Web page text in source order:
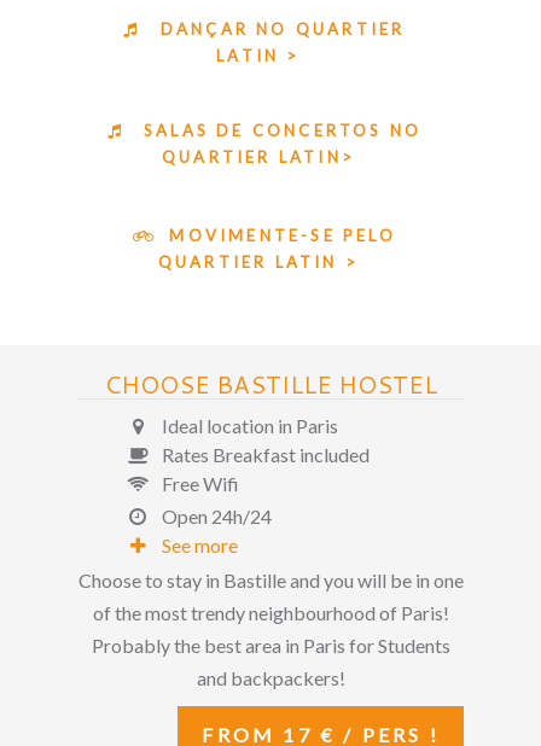
DANÇAR NO QUARTIER
LATIN >
SALAS DE CONCERTOS NO
QUARTIER LATIN>
MOVIMENTE-SE PELO
QUARTIER LATIN >
CHOOSE BASTILLE HOSTEL
Ideal location in Paris
Rates Breakfast included
Free Wifi
Open 24h/24
See more
Choose to stay in Bastille and you will be in one
of the most trendy neighbourhood of Paris!
Probably the best area in Paris for Students
and backpackers!
FROM 17 € / PERS !